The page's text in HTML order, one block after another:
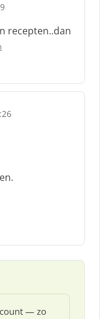
recepten..dan
— zo